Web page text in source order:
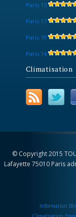
Paris 15
Paris 17
Paris 19
Paris 14
Climatisation
© Copyright 2015
Lafayette 75010 Paris
Information